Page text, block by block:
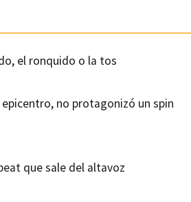
el ronquido o la tos
no protagonizó un spin
que sale del altavoz